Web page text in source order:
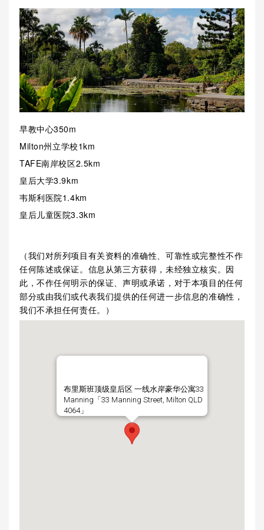
早教中心350m
Milton州立学校1km
TAFE南岸校区2.5km
皇后大学3.9km
韦斯利医院1.4km
皇后儿童医院3.3km
（我们对所列项目有关资料的准确性、可靠性或完整性不作
任何陈述或保证。信息从第三方获得，未经独立核实。因
此，不作任何明示的保证、声明或承诺，对于本项目的任何
部分或由我们或代表我们提供的任何进一步信息的准确性，
我们不承担任何责任。）
布里斯班顶级皇后区 一线水岸豪华公寓33
Manning「33 Manning Street, Milton QLD
4064」